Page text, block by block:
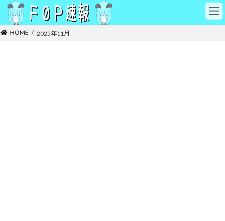
テ
ン
ゲ
ー HOME 2025年11月